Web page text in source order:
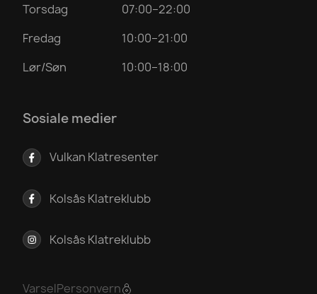
Torsdag
07:00–22:00
Fredag
10:00–21:00
Lør/Søn
10:00–18:00
Sosiale medier
Vulkan Klatresenter
Kolsås Klatreklubb
Kolsås Klatreklubb
VarselPersonvern